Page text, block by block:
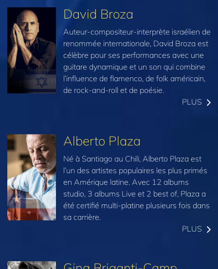
David Broza
Auteur-compositeur-interprète israélien de
renommée internationale, David Broza est
célèbre pour ses performances avec une
guitare dynamique et un son qui combine
l’influence de flamenco, de folk américain,
de rock-and-roll et de poésie.
PLUS
Alberto Plaza
Né à Santiago au Chili, Alberto Plaza est
l’un des artistes populaires les plus primés
en Amérique latine. Avec 12 albums
studio, 3 albums Live et 2 best of, Plaza a
été certifié multi-platine plusieurs fois dans
sa carrière.
PLUS